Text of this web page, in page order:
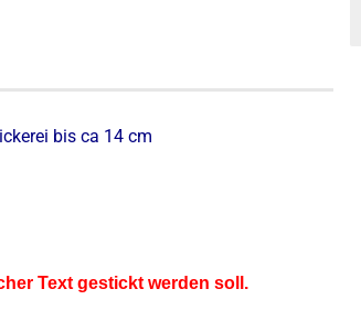
bis ca 14 cm
Text gestickt werden soll.